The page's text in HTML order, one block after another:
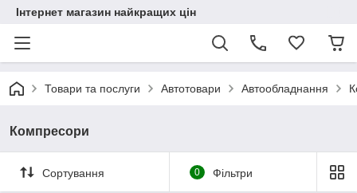
Інтернет магазин найкращих цін
Товари та послуги Автотовари Автообладнання
Компресори
Сортування 0 Фільтри